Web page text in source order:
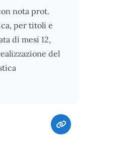
nota prot.
per titoli e
di mesi 12,
del